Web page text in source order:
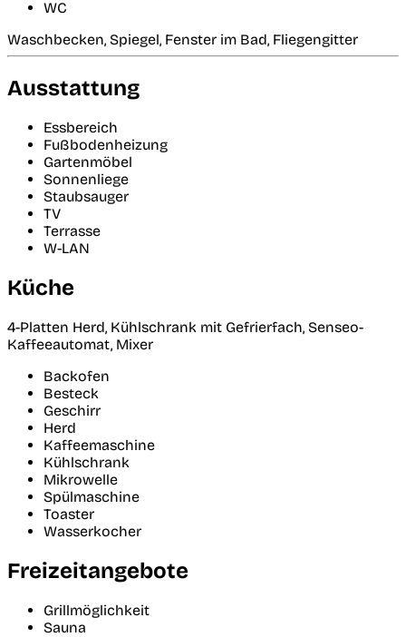
WC
Waschbecken, Spiegel, Fenster im Bad, Fliegengitter
Ausstattung
Essbereich
Fußbodenheizung
Gartenmöbel
Sonnenliege
Staubsauger
TV
Terrasse
W-LAN
Küche
4-Platten Herd, Kühlschrank mit Gefrierfach, Senseo-
Kaffeeautomat, Mixer
Backofen
Besteck
Geschirr
Herd
Kaffeemaschine
Kühlschrank
Mikrowelle
Spülmaschine
Toaster
Wasserkocher
Freizeitangebote
Grillmöglichkeit
Sauna